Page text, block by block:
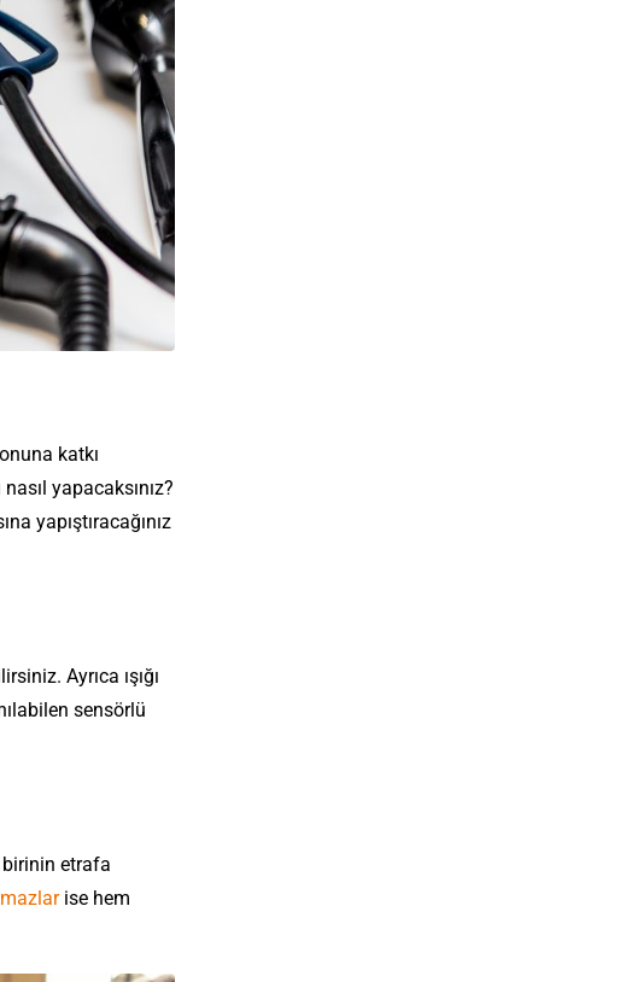
katkı
yapacaksınız?
yapıştıracağınız
Ayrıca ışığı
sensörlü
birinin etrafa
ise hem